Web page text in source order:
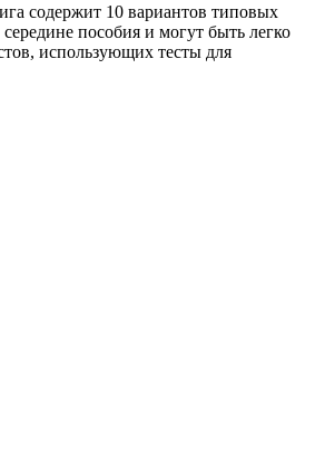
содержит 10 вариантов типовых
пособия и могут быть легко
использующих тесты для